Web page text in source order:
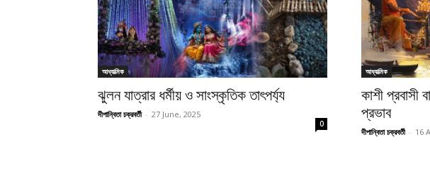
আধ্যাত্মিক
ঝুলন যাত্রার ধর্মীয় ও সাংস্কৃতিক তাৎপর্য্য
দীপান্বিতা চক্রবর্তী - 27 June, 2025
0
আধ্যাত্মিক
কাশী প্রবাসী
প্রভাব
দীপান্বিতা চক্রবর্তী - 16